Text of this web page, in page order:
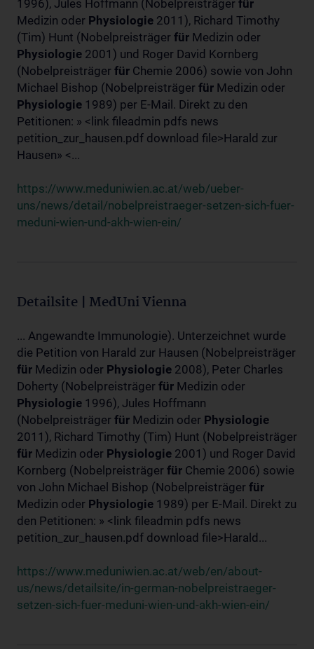
1996), Jules Hoffmann (Nobelpreisträger für
Medizin oder Physiologie 2011), Richard Timothy
(Tim) Hunt (Nobelpreisträger für Medizin oder
Physiologie 2001) und Roger David Kornberg
(Nobelpreisträger für Chemie 2006) sowie von John
Michael Bishop (Nobelpreisträger für Medizin oder
Physiologie 1989) per E-Mail. Direkt zu den
Petitionen: » <link fileadmin pdfs news
petition_zur_hausen.pdf download file>Harald zur
Hausen» <...
https://www.meduniwien.ac.at/web/ueber-
uns/news/detail/nobelpreistraeger-setzen-sich-fuer-
meduni-wien-und-akh-wien-ein/
Detailsite | MedUni Vienna
... Angewandte Immunologie). Unterzeichnet wurde
die Petition von Harald zur Hausen (Nobelpreisträger
für Medizin oder Physiologie 2008), Peter Charles
Doherty (Nobelpreisträger für Medizin oder
Physiologie 1996), Jules Hoffmann
(Nobelpreisträger für Medizin oder Physiologie
2011), Richard Timothy (Tim) Hunt (Nobelpreisträger
für Medizin oder Physiologie 2001) und Roger David
Kornberg (Nobelpreisträger für Chemie 2006) sowie
von John Michael Bishop (Nobelpreisträger für
Medizin oder Physiologie 1989) per E-Mail. Direkt zu
den Petitionen: » <link fileadmin pdfs news
petition_zur_hausen.pdf download file>Harald...
https://www.meduniwien.ac.at/web/en/about-
us/news/detailsite/in-german-nobelpreistraeger-
setzen-sich-fuer-meduni-wien-und-akh-wien-ein/